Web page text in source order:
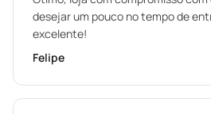
desejar um pouco no tempo de
excelente!
Felipe